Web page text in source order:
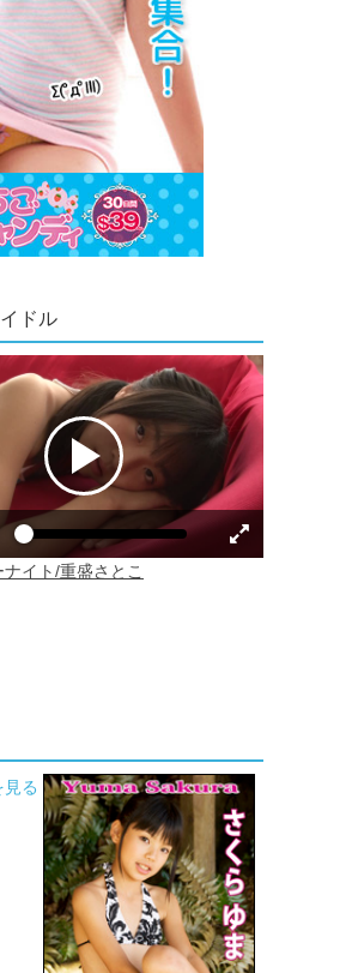
ドル
る